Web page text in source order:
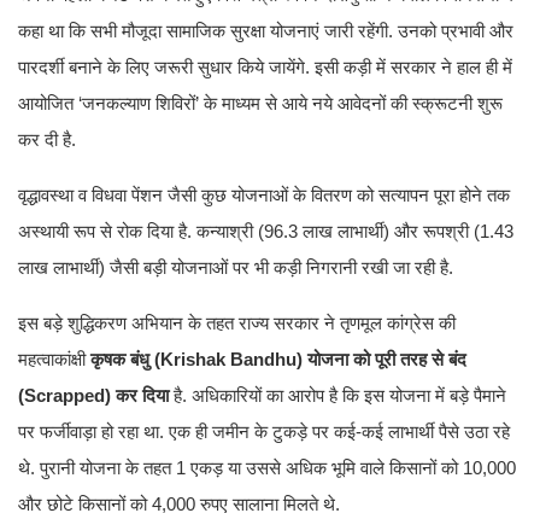
कहा था कि सभी मौजूदा सामाजिक सुरक्षा योजनाएं जारी रहेंगी. उनको प्रभावी और
पारदर्शी बनाने के लिए जरूरी सुधार किये जायेंगे. इसी कड़ी में सरकार ने हाल ही में
आयोजित ‘जनकल्याण शिविरों’ के माध्यम से आये नये आवेदनों की स्क्रूटनी शुरू
कर दी है.
वृद्धावस्था व विधवा पेंशन जैसी कुछ योजनाओं के वितरण को सत्यापन पूरा होने तक
अस्थायी रूप से रोक दिया है. कन्याश्री (96.3 लाख लाभार्थी) और रूपश्री (1.43
लाख लाभार्थी) जैसी बड़ी योजनाओं पर भी कड़ी निगरानी रखी जा रही है.
इस बड़े शुद्धिकरण अभियान के तहत राज्य सरकार ने तृणमूल कांग्रेस की
महत्वाकांक्षीकृषक बंधु (Krishak Bandhu) योजना को पूरी तरह से बंद
(Scrapped) कर दियाहै. अधिकारियों का आरोप है कि इस योजना में बड़े पैमाने
पर फर्जीवाड़ा हो रहा था. एक ही जमीन के टुकड़े पर कई-कई लाभार्थी पैसे उठा रहे
थे. पुरानी योजना के तहत 1 एकड़ या उससे अधिक भूमि वाले किसानों को 10,000
और छोटे किसानों को 4,000 रुपए सालाना मिलते थे.